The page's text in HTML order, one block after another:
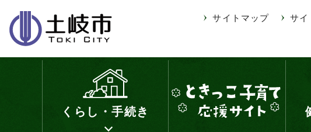
サイトマップ サイ
くらし・手続き